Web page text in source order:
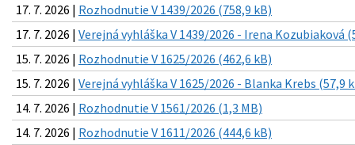
17. 7. 2026 | Rozhodnutie V 1439/2026 (758,9 kB)
17. 7. 2026 | Verejná vyhláška V 1439/2026 - Irena Kozubiaková
15. 7. 2026 | Rozhodnutie V 1625/2026 (462,6 kB)
15. 7. 2026 | Verejná vyhláška V 1625/2026 - Blanka Krebs (57,9
14. 7. 2026 | Rozhodnutie V 1561/2026 (1,3 MB)
14. 7. 2026 | Rozhodnutie V 1611/2026 (444,6 kB)